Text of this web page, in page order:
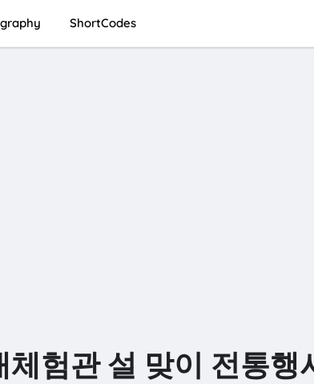
ShortCodes
체험관 설 맞이 전통행